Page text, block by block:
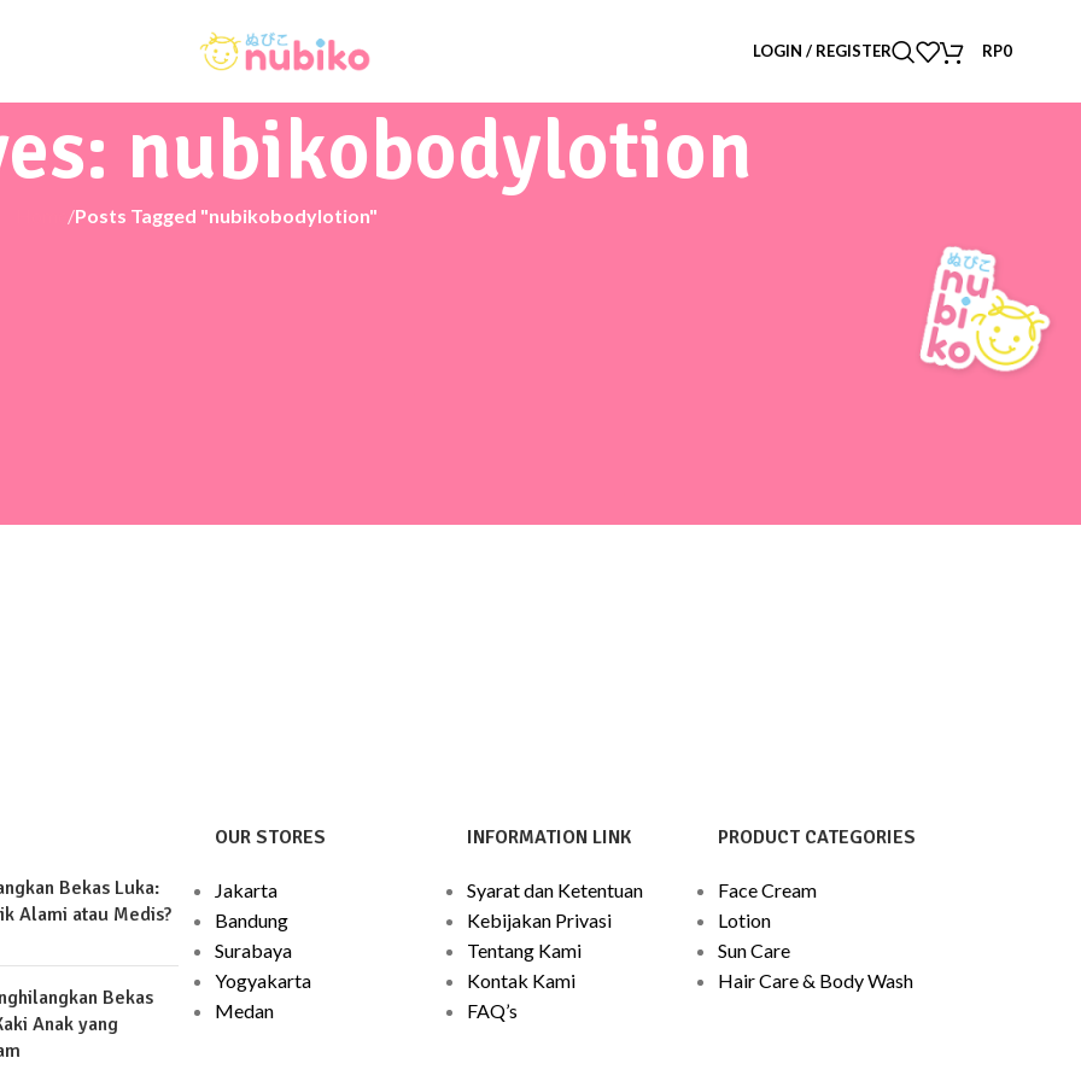
LOGIN / REGISTER RP0
nubikobodylotion
/Posts Tagged "nubikobodylotion"
Bekas Luka:
Alami atau Medis?
Bekas
Anak yang
OUR STORES
Jakarta
Bandung
Surabaya
Yogyakarta
Medan
INFORMATION LINK
Syarat dan Ketentuan
Kebijakan Privasi
Tentang Kami
Kontak Kami
FAQ’s
PRODUCT CATEGORIES
Face Cream
Lotion
Sun Care
Hair Care & Body Wash